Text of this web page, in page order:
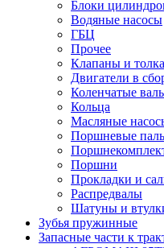
Блоки
Водяные насосы
ГБЦ
Прочее
Клапаны и
Двигатели в
Коленчатые
Кольца
Масляные
Поршневые
Поршни
Прокладки и
Распредвалы
Шатуны и
Зубья пружинные
Запасные части к